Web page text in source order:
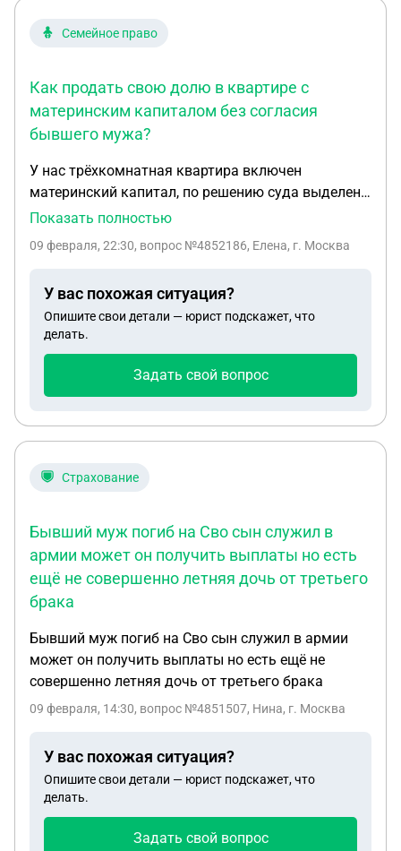
Семейное право
Как продать свою долю в квартире с
материнским капиталом без согласия
бывшего мужа?
У нас трёхкомнатная квартира включен
материнский капитал, по решению суда выделены
доли: бывшему мужу 34, мне 57, трое детей по 3
лет. Бывший муж нас выжил из квартиры, мы
препятствует, решили продать свои доли: мои и
троих детей. Как это сделать
Показать полностью
09 февраля, 22:30, вопрос №4852186, Елена, г. Москва
У вас похожая ситуация?
Опишите свои детали — юрист подскажет, что
делать.
Задать свой вопрос
Страхование
Бывший муж погиб на Сво сын служил в
армии может он получить выплаты но есть
ещё не совершенно летняя дочь от третьего
брака
Бывший муж погиб на Сво сын служил в армии
может он получить выплаты но есть ещё не
совершенно летняя дочь от третьего брака
09 февраля, 14:30, вопрос №4851507, Нина, г. Москва
У вас похожая ситуация?
Опишите свои детали — юрист подскажет, что
делать.
Задать свой вопрос